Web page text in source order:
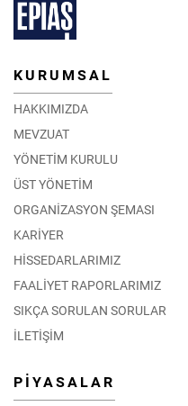
KURUMSAL
HAKKIMIZDA
MEVZUAT
YÖNETİM KURULU
ÜST YÖNETİM
ORGANİZASYON ŞEMASI
KARİYER
HİSSEDARLARIMIZ
FAALİYET RAPORLARIMIZ
SIKÇA SORULAN SORULAR
İLETİŞİM
PİYASALAR